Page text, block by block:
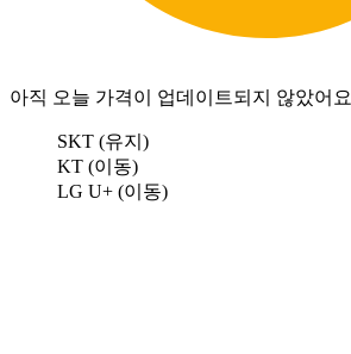
아직 오늘 가격이 업데이트되지 않았어요
SKT (유지)
KT (이동)
LG U+ (이동)